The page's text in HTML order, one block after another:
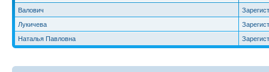
Валович
Лукичева
Наталья Павловна